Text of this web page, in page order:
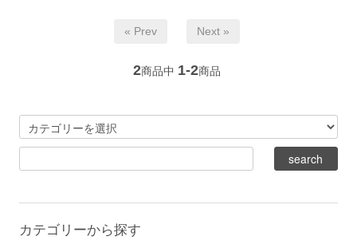
« Prev Next »
2商品中 1-2商品
カテゴリーから探す